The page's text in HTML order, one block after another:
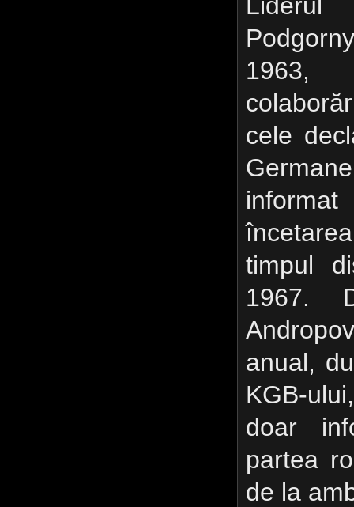
1963,
cele
timpul
1967.
anual,
KGB-
doar
partea
de la